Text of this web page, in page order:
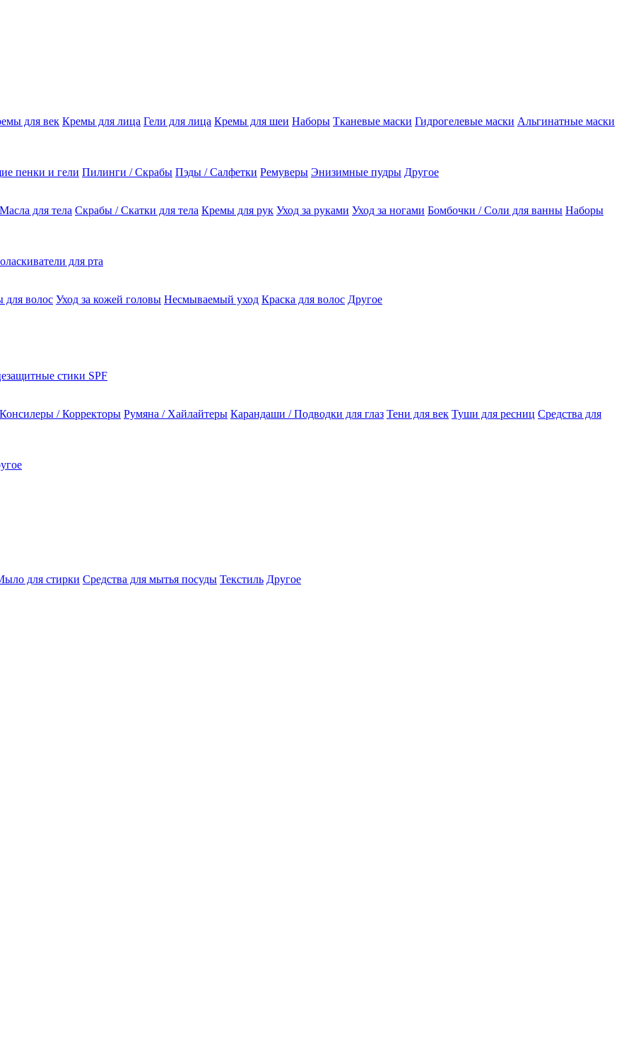
для век Кремы для лица Гели для лица Кремы для шеи Наборы Тканевые маски Гидрогелевые маски Альгинатные маски
пенки и гели Пилинги / Скрабы Пэды / Салфетки Ремуверы Энизимные пудры Другое
для тела Скрабы / Скатки для тела Кремы для рук Уход за руками Уход за ногами Бомбочки / Соли для ванны Наборы
для рта
волос Уход за кожей головы Несмываемый уход Краска для волос Другое
стики SPF
Консилеры / Корректоры Румяна / Хайлайтеры Карандаши / Подводки для глаз Тени для век Туши для ресниц Средства для
для стирки Средства для мытья посуды Текстиль Другое